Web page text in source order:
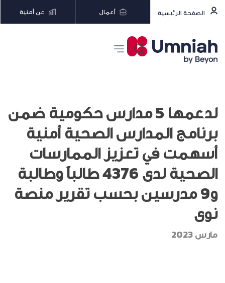
الصفحة الرئيسية أعمال عن أمنية
لدعمها 5 مدارس حكومية ضمن
برنامج المدارس الصحية أمنية
أسهمت في تعزيز الممارسات
الصحية لدى 4376 طالباً وطالبة
و9 مدرسين بحسب تقرير منصة
نوى
مارس 2023